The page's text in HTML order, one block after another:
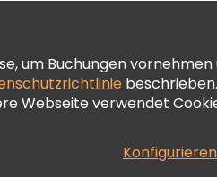
um Buchungen
Webseite verwendet